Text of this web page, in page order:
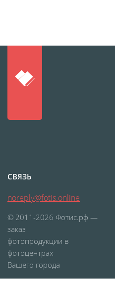
Металлическая
Фото на галстуке
Фото на фартуке
Фото на тарелке
Фото на кружках
Фото на футболках
СВЯЗЬ
noreply@fotis.online
© 2011-2026 Фотис.рф —
заказ
фотопродукции в
фотоцентрах
Вашего города